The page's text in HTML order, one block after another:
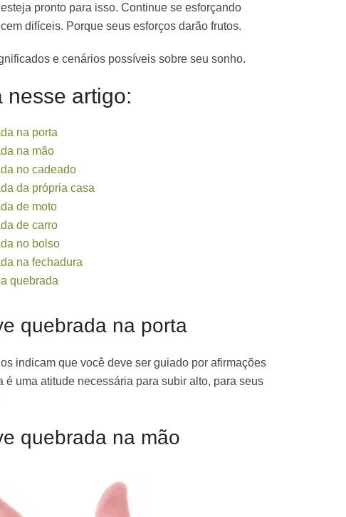
pronto para isso. Continue se esforçando
difíceis. Porque seus esforços darão frutos.
e cenários possíveis sobre seu sonho.
nesse artigo:
na porta
na mão
no cadeado
da própria casa
de moto
de carro
no bolso
na fechadura
quebrada
quebrada na porta
indicam que você deve ser guiado por afirmações
uma atitude necessária para subir alto, para seus
quebrada na mão